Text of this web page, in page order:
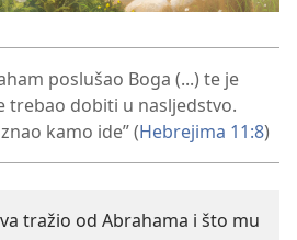
poslušao Boga (...) te je
trebao dobiti u nasljedstvo.
kamo ide” (Hebrejima 11:8)
tražio od Abrahama i što mu